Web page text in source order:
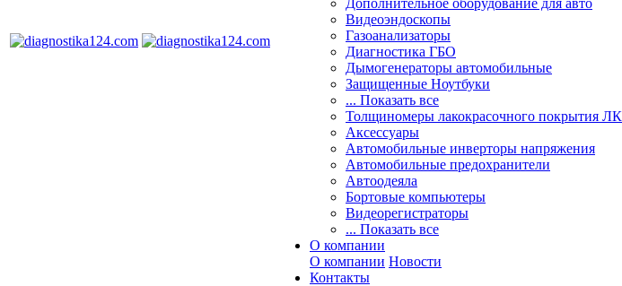
Дополнительное оборудование для авто
Видеоэндоскопы
Газоанализаторы
Диагностика ГБО
Дымогенераторы автомобильные
Защищенные Ноутбуки
... Показать все
Толщиномеры лакокрасочного покрытия
Аксессуары
Автомобильные инверторы напряжения
Автомобильные предохранители
Автоодеяла
Бортовые компьютеры
Видеорегистраторы
... Показать все
О компании
О компании Новости
Контакты